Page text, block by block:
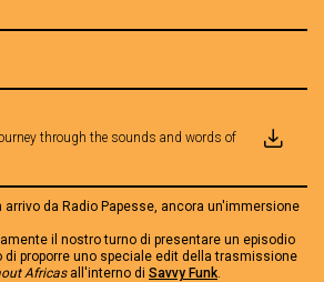
through the sounds and words of
arrivo da Radio Papesse, ancora un'immersione
il nostro turno di presentare un episodio
di proporre uno speciale edit della trasmissione
Africasall'interno di Savvy Funk.